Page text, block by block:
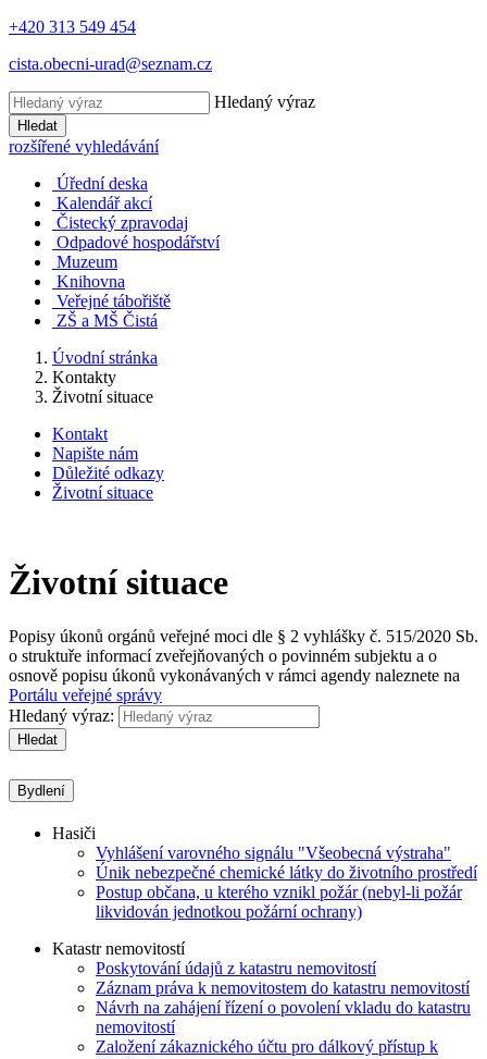
+420 313 549 454
cista.obecni-urad@seznam.cz
Hledaný výraz
Hledat
rozšířené vyhledávání
Úřední deska
Kalendář akcí
Čistecký zpravodaj
Odpadové hospodářství
Muzeum
Knihovna
Veřejné tábořiště
ZŠ a MŠ Čistá
Úvodní stránka
Kontakty
Životní situace
Kontakt
Napište nám
Důležité odkazy
Životní situace
Životní situace
Popisy úkonů orgánů veřejné moci dle § 2 vyhlášky č. 515/2020 Sb.
o struktuře informací zveřejňovaných o povinném subjektu a o
osnově popisu úkonů vykonávaných v rámci agendy naleznete na
Portálu veřejné správy
Hledaný výraz:
Hledat
Bydlení
Hasiči
Vyhlášení varovného signálu "Všeobecná výstraha"
Únik nebezpečné chemické látky do životního prostředí
Postup občana, u kterého vznikl požár (nebyl-li požár
likvidován jednotkou požární ochrany)
Katastr nemovitostí
Poskytování údajů z katastru nemovitostí
Záznam práva k nemovitostem do katastru nemovitostí
Návrh na zahájení řízení o povolení vkladu do katastru
nemovitostí
Založení zákaznického účtu pro dálkový přístup k